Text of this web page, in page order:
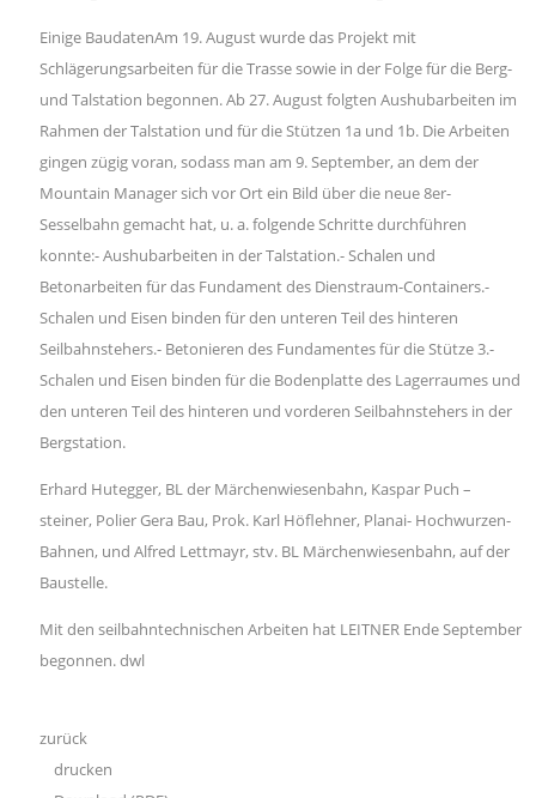
Einige BaudatenAm 19. August wurde das Projekt mit
Schlägerungsarbeiten für die Trasse sowie in der Folge für die Berg-
und Talstation begonnen. Ab 27. August folgten Aushubarbeiten im
Rahmen der Talstation und für die Stützen 1a und 1b. Die Arbeiten
gingen zügig voran, sodass man am 9. September, an dem der
Mountain Manager sich vor Ort ein Bild über die neue 8er-
Sesselbahn gemacht hat, u. a. folgende Schritte durchführen
konnte:- Aushubarbeiten in der Talstation.- Schalen und
Betonarbeiten für das Fundament des Dienstraum-Containers.-
Schalen und Eisen binden für den unteren Teil des hinteren
Seilbahnstehers.- Betonieren des Fundamentes für die Stütze 3.-
Schalen und Eisen binden für die Bodenplatte des Lagerraumes und
den unteren Teil des hinteren und vorderen Seilbahnstehers in der
Bergstation.
Erhard Hutegger, BL der Märchenwiesenbahn, Kaspar Puch –
steiner, Polier Gera Bau, Prok. Karl Höflehner, Planai- Hochwurzen-
Bahnen, und Alfred Lettmayr, stv. BL Märchenwiesenbahn, auf der
Baustelle.
Mit den seilbahntechnischen Arbeiten hat LEITNER Ende September
begonnen. dwl
zurück
drucken